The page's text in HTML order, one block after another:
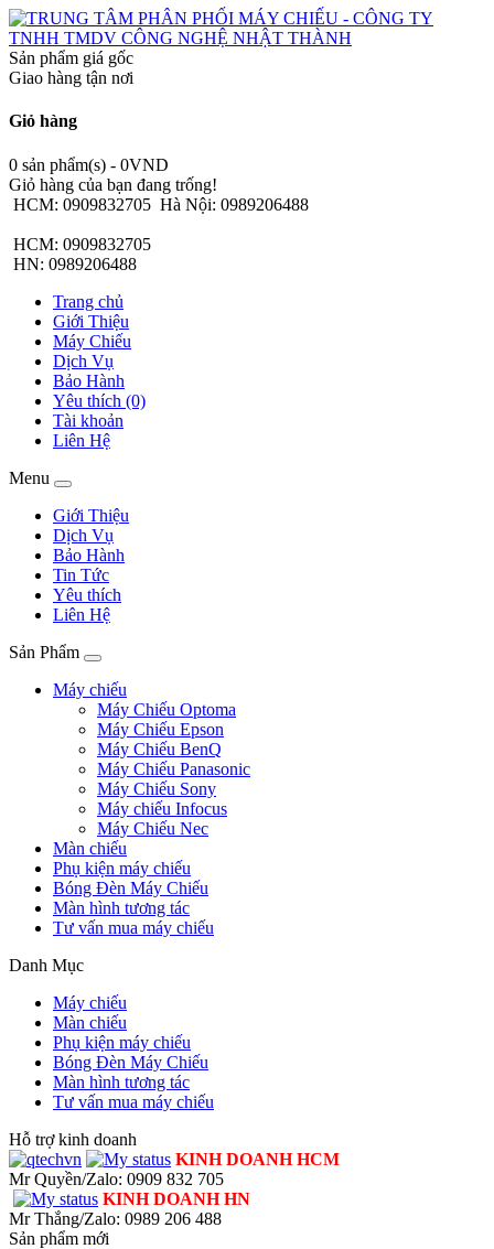
Sản phẩm giá gốc
Giao hàng tận nơi
Giỏ hàng
0 sản phẩm(s) - 0VND
Giỏ hàng của bạn đang trống!
HCM: 0909832705 Hà Nội: 0989206488
HCM: 0909832705
HN: 0989206488
Trang chủ
Giới Thiệu
Máy Chiếu
Dịch Vụ
Bảo Hành
Yêu thích (0)
Tài khoản
Liên Hệ
Menu
Giới Thiệu
Dịch Vụ
Bảo Hành
Tin Tức
Yêu thích
Liên Hệ
Sản Phẩm
Máy chiếu
Máy Chiếu Optoma
Máy Chiếu Epson
Máy Chiếu BenQ
Máy Chiếu Panasonic
Máy Chiếu Sony
Máy chiếu Infocus
Máy Chiếu Nec
Màn chiếu
Phụ kiện máy chiếu
Bóng Đèn Máy Chiếu
Màn hình tương tác
Tư vấn mua máy chiếu
Danh Mục
Máy chiếu
Màn chiếu
Phụ kiện máy chiếu
Bóng Đèn Máy Chiếu
Màn hình tương tác
Tư vấn mua máy chiếu
Hỗ trợ kinh doanh
KINH DOANH HCM
Mr Quyền/Zalo: 0909 832 705
KINH DOANH HN
Mr Thắng/Zalo: 0989 206 488
Sản phẩm mới